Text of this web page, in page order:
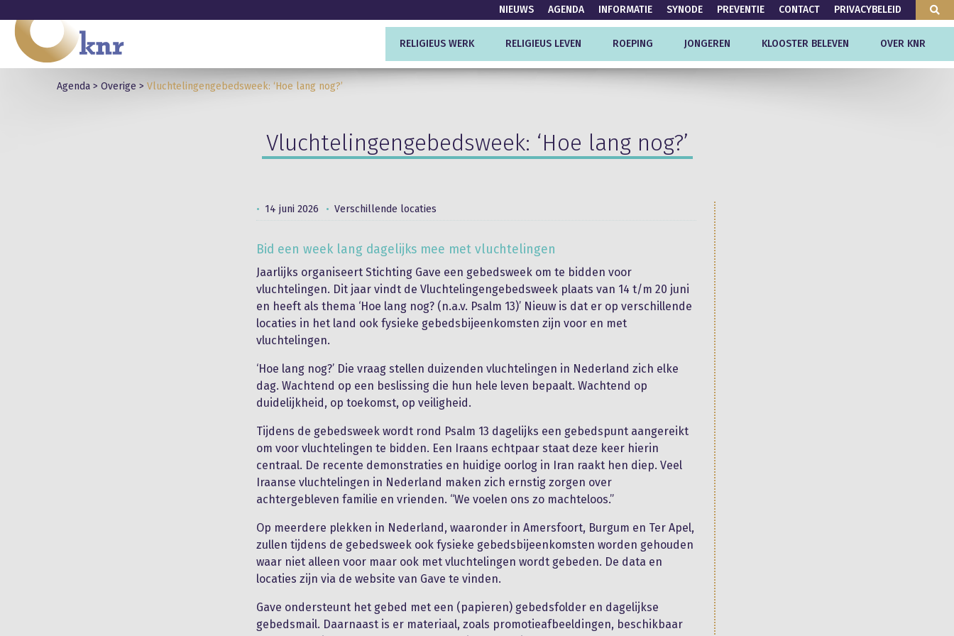
NIEUWS AGENDA INFORMATIE SYNODE PREVENTIE CONTACT PRIVACYBELEID
RELIGIEUS WERK RELIGIEUS LEVEN ROEPING JONGEREN KLOOSTER BELEVEN OVER KNR
Agenda > Overige > Vluchtelingengebedsweek: ‘Hoe lang nog?’
Vluchtelingengebedsweek: ‘Hoe lang nog?’
14 juni 2026 Verschillende locaties
Bid een week lang dagelijks mee met vluchtelingen
Jaarlijks organiseert Stichting Gave een gebedsweek om te bidden voor
vluchtelingen. Dit jaar vindt de Vluchtelingengebedsweek plaats van 14 t/m 20 juni
en heeft als thema ‘Hoe lang nog? (n.a.v. Psalm 13)’ Nieuw is dat er op verschillende
locaties in het land ook fysieke gebedsbijeenkomsten zijn voor en met
vluchtelingen.
‘Hoe lang nog?’ Die vraag stellen duizenden vluchtelingen in Nederland zich elke
dag. Wachtend op een beslissing die hun hele leven bepaalt. Wachtend op
duidelijkheid, op toekomst, op veiligheid.
Tijdens de gebedsweek wordt rond Psalm 13 dagelijks een gebedspunt aangereikt
om voor vluchtelingen te bidden. Een Iraans echtpaar staat deze keer hierin
centraal. De recente demonstraties en huidige oorlog in Iran raakt hen diep. Veel
Iraanse vluchtelingen in Nederland maken zich ernstig zorgen over
achtergebleven familie en vrienden. “We voelen ons zo machteloos.”
Op meerdere plekken in Nederland, waaronder in Amersfoort, Burgum en Ter Apel,
zullen tijdens de gebedsweek ook fysieke gebedsbijeenkomsten worden gehouden
waar niet alleen voor maar ook met vluchtelingen wordt gebeden. De data en
locaties zijn via de website van Gave te vinden.
Gave ondersteunt het gebed met een (papieren) gebedsfolder en dagelijkse
gebedsmail. Daarnaast is er materiaal, zoals promotieafbeeldingen, beschikbaar